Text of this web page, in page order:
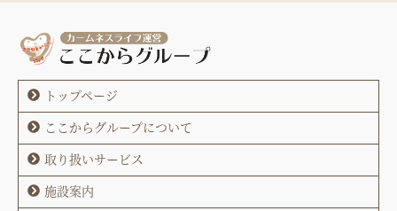
トップページ
ここからグループについて
取り扱いサービス
施設案内